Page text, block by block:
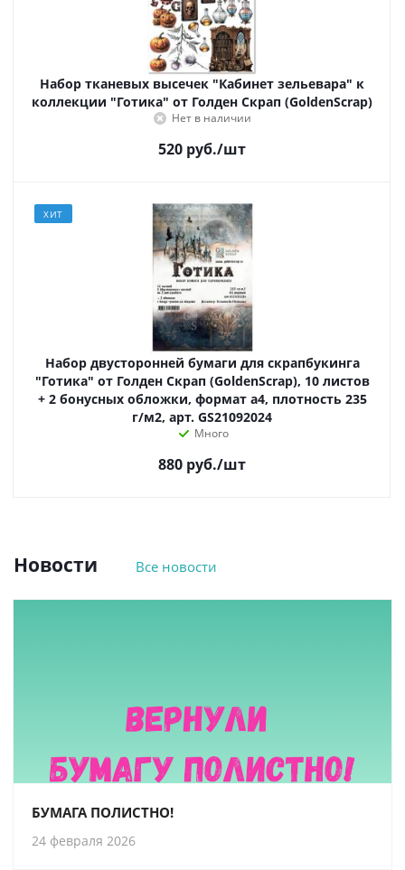
Набор тканевых высечек "Кабинет зельевара" к
коллекции "Готика" от Голден Скрап (GoldenScrap)
Нет в наличии
520 руб./шт
ХИТ
Набор двусторонней бумаги для скрапбукинга
"Готика" от Голден Скрап (GoldenScrap), 10 листов
+ 2 бонусных обложки, формат а4, плотность 235
г/м2, арт. GS21092024
Много
880 руб./шт
Новости Все новости
БУМАГА ПОЛИСТНО!
24 февраля 2026